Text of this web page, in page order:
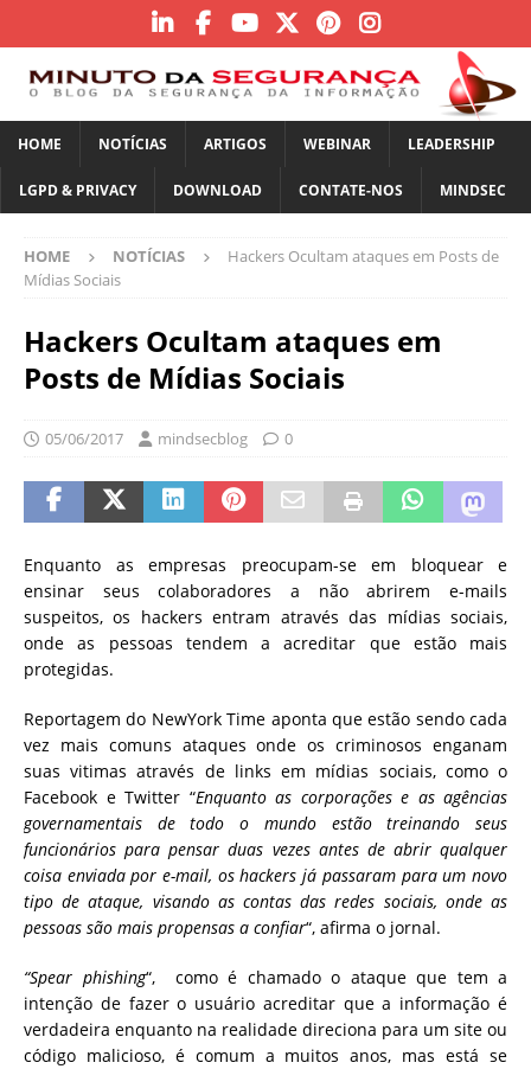
HOME NOTÍCIAS ARTIGOS WEBINAR LEADERSHIP
LGPD & PRIVACY DOWNLOAD CONTATE-NOS MINDSEC
HOME NOTÍCIAS
Hackers Ocultam ataques em Posts de
Mídias Sociais
Hackers Ocultam ataques em
Posts de Mídias Sociais
05/06/2017 mindsecblog 0
Enquanto as empresas preocupam-se em bloquear e
ensinar seus colaboradores a não abrirem e-mails
suspeitos, os hackers entram através das mídias sociais,
onde as pessoas tendem a acreditar que estão mais
protegidas.
Reportagem do NewYork Time aponta que estão sendo cada
vez mais comuns ataques onde os criminosos enganam
suas vitimas através de links em mídias sociais, como o
Facebook e Twitter “Enquanto as corporações e as agências
governamentais de todo o mundo estão treinando seus
funcionários para pensar duas vezes antes de abrir qualquer
coisa enviada por e-mail, os hackers já passaram para um novo
tipo de ataque, visando as contas das redes sociais, onde as
pessoas são mais propensas a confiar“, afirma o jornal.
“Spear phishing“,como é chamado o ataque que tem a
intenção de fazer o usuário acreditar que a informação é
verdadeira enquanto na realidade direciona para um site ou
código malicioso, é comum a muitos anos, mas está se